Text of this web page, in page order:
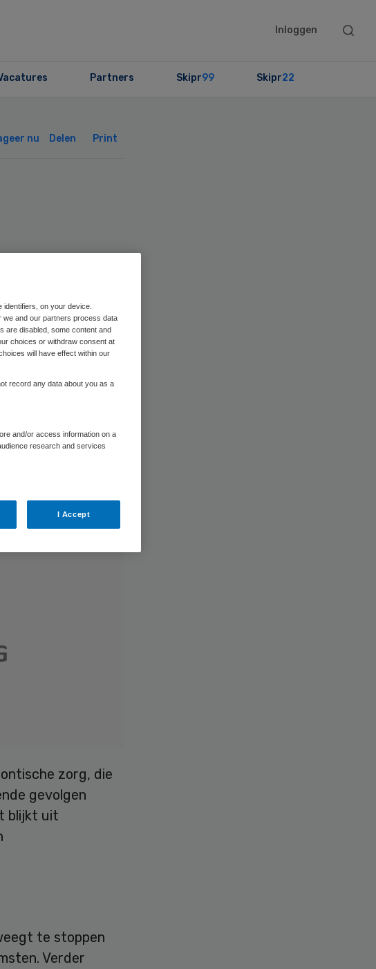
Inloggen
Search
Partners Skipr99 Skipr22
nu Delen Print
keer gelezen
zorg, die
gevolgen
blijkt uit
te stoppen
Verder
on your device.
we and our partners process data
are disabled, some content and
choices or withdraw consent at
will have effect within our
record any data about you as a
and/or access information on a
research and services
I Accept